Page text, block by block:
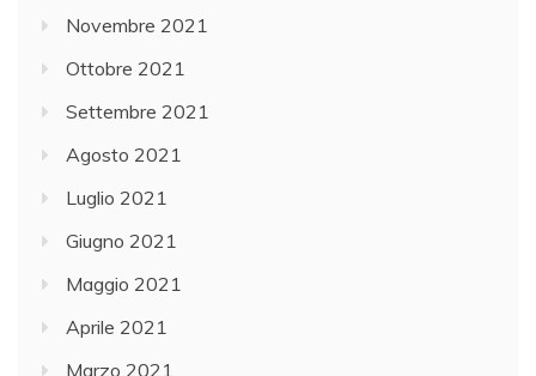
Novembre 2021
Ottobre 2021
Settembre 2021
Agosto 2021
Luglio 2021
Giugno 2021
Maggio 2021
Aprile 2021
Marzo 2021